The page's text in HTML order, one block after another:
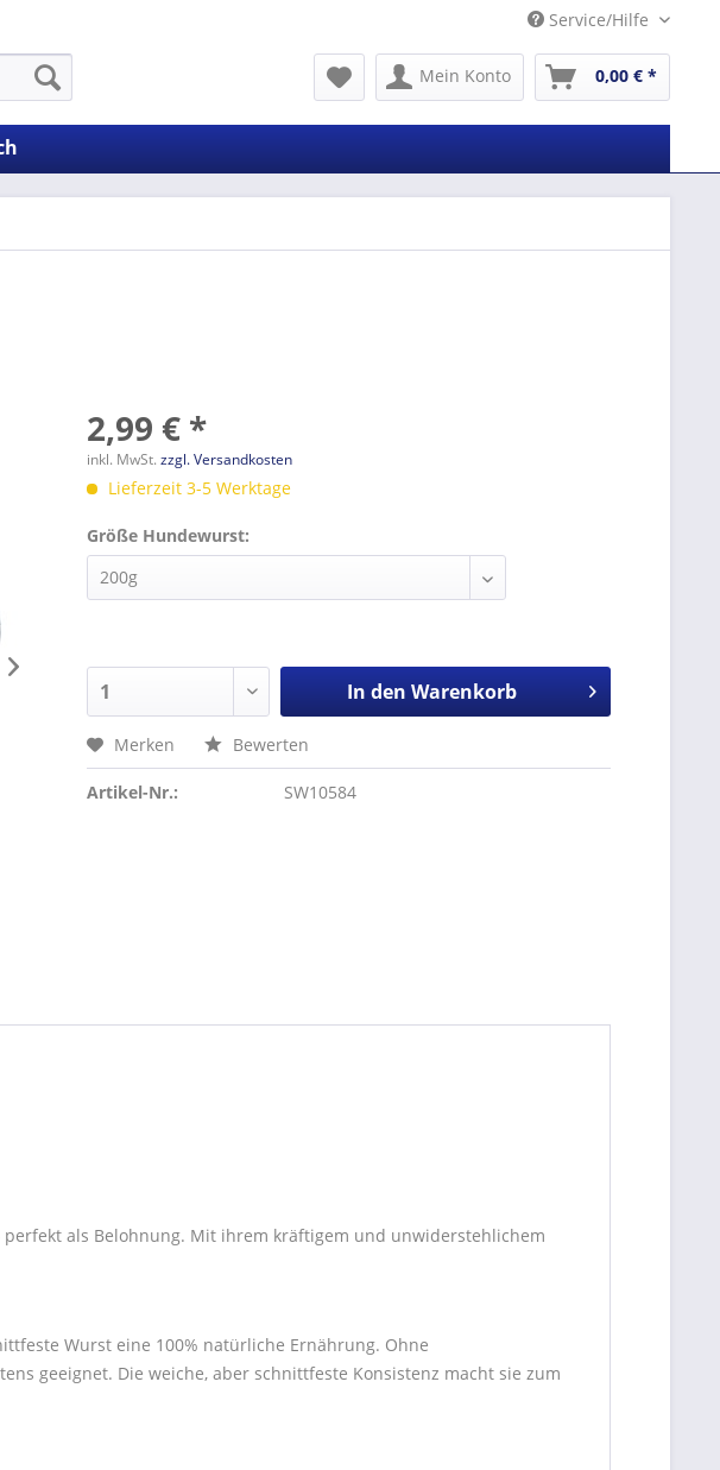
Service/Hilfe
Mein Konto 0,00 € *
2,99 € *
inkl. MwSt.zzgl. Versandkosten
Lieferzeit 3-5 Werktage
Größe Hundewurst:
In den Warenkorb
Merken Bewerten
Artikel-Nr.: SW10584
als Belohnung. Mit ihrem kräftigem und unwiderstehlichem
Wurst eine 100% natürliche Ernährung. Ohne
geeignet. Die weiche, aber schnittfeste Konsistenz macht sie zum